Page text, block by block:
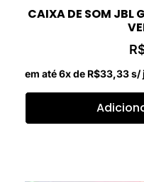
CAIXA DE SOM JBL
em até 6x de R$33,33s/